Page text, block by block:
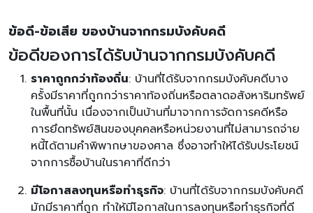
ข้อดี-ข้อเสีย ของบ้านจากกรมบังคับคดี
ข้อดีของการได้รับบ้านจากกรมบังคับคดี
ราคาถูกกว่าท้องถิ่น: บ้านที่ได้รับจากกรมบังคับคดีบาง
ครั้งมีราคาที่ถูกกว่าราคาท้องถิ่นหรือตลาดอสังหาริมทรัพย์
ในพื้นที่นั้น เนื่องจากเป็นบ้านที่มาจากการจัดการคดีหรือ
การยึดทรัพย์สินของบุคคลหรือหน่วยงานที่ไม่สามารถจ่าย
หนี้ได้ตามคำพิพากษาของศาล ซึ่งอาจทำให้ได้รับประโยชน์
จากการซื้อบ้านในราคาที่ดีกว่า
มีโอกาสลงทุนหรือทำธุรกิจ: บ้านที่ได้รับจากกรมบังคับคดี
มักมีราคาที่ถูก ทำให้มีโอกาสในการลงทุนหรือทำธุรกิจที่ดี